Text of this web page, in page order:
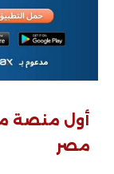
أول منصة
مصر